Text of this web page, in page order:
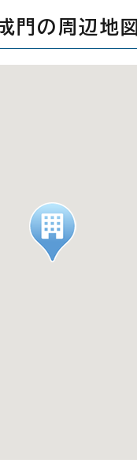
門の周辺地図